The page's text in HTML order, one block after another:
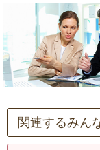
関連するみん